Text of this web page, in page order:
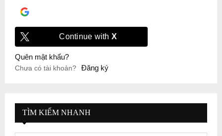
Continue with X
Quên mật khẩu?
Chưa có tài khoản? Đăng ký
TÌM KIẾM NHANH